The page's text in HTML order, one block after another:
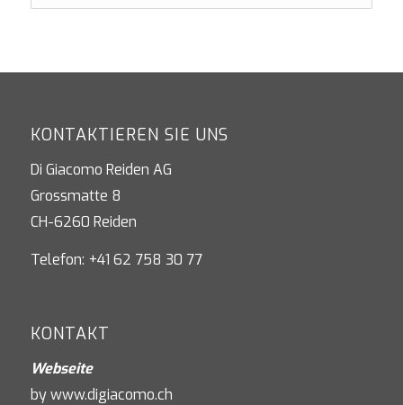
KONTAKTIEREN SIE UNS
Di Giacomo Reiden AG
Grossmatte 8
CH-6260 Reiden
Telefon: +41 62 758 30 77
KONTAKT
Webseite
bywww.digiacomo.ch